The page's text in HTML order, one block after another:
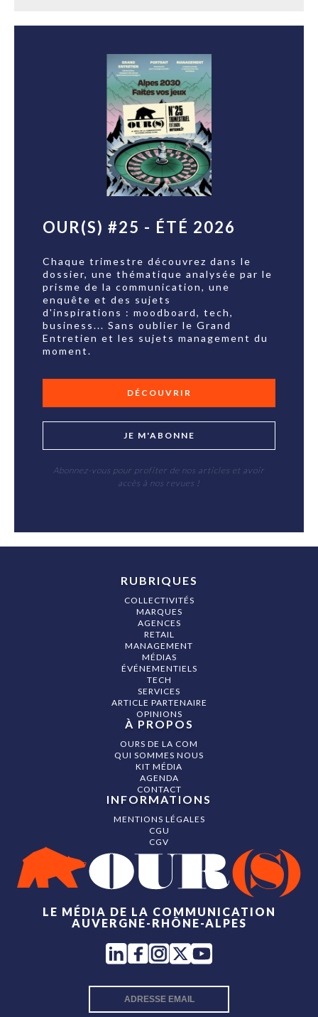
OUR(S) #25 - ÉTÉ 2026
Chaque trimestre découvrez dans le
dossier, une thématique analysée par le
prisme de la communication, une
enquête et des sujets
d'inspirations : moodboard, tech,
business... Sans oublier le Grand
Entretien et les sujets management du
moment.
DÉCOUVRIR
JE M'ABONNE
Abonnez-vous pour profiter de nos articles et avoir
accès à nos revues !
LE MÉDIA DE LA COMMUNICATION
AUVERGNE-RHÔNE-ALPES
RUBRIQUES
COLLECTIVITÉS
MARQUES
AGENCES
RETAIL
MANAGEMENT
MÉDIAS
ÉVÉNEMENTIELS
TECH
SERVICES
ARTICLE PARTENAIRE
OPINIONS
À PROPOS
OURS DE LA COM
QUI SOMMES NOUS
KIT MÉDIA
AGENDA
CONTACT
INFORMATIONS
MENTIONS LÉGALES
CGU
CGV